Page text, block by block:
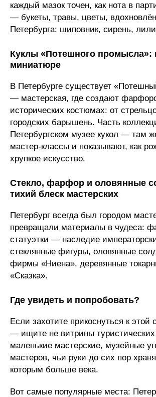
каждый мазок точен, как нота в
— букеты, травы, цветы,
Петербурга: шиповник, сирень,
Куклы «Потешного промысла»:
миниатюре
В Петербурге существует
— мастерская, где создают
исторических костюмах: от
городских барышень. Часть
Петербургском музее кукол — там
мастер‑классы и показывают, как
хрупкое искусство.
Стекло, фарфор и оловянные
тихий блеск мастерских
Петербург всегда был городом
превращали материалы в чудеса:
статуэтки — наследие
стеклянные фигуры, оловянные
фирмы «Ниена», деревянные
«Сказка».
Где увидеть и попробовать?
Если захотите прикоснуться к этой
— ищите не витрины туристических
маленькие мастерские, музейные
мастеров, чьи руки до сих пор
которым больше века.
Вот самые популярные места: